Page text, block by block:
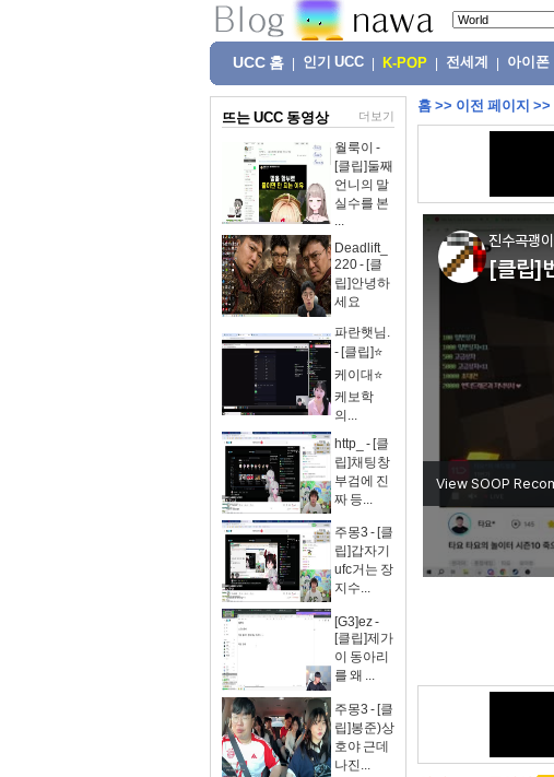
UCC 홈 인기 UCC K-POP 전세계 아이폰
뜨는 UCC 동영상 더보기
월룩이 -
[클립]둘째
언니의 말
실수를 본
...
Deadlift_
220 - [클
립]안녕하
세요
파란햇님.
- [클립]⭐
케이대⭐
케보학
의...
http_ - [클
립]채팅창
부검에 진
짜 등...
주몽3 - [클
립]갑자기
ufc거는 장
지수...
[G3]ez -
[클립]제가
이 동아리
를 왜 ...
주몽3 - [클
립]봉준)상
호야 근데
나진...
홈 >> 이전 페이지 >>